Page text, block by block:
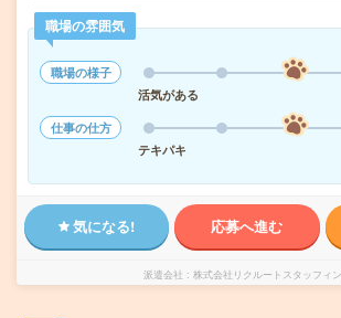
職場の雰囲気
職場の様子
活気がある
仕事の仕方
テキパキ
気になる! 応募へ進む
派遣会社 株式会社リクルートスタッフィ